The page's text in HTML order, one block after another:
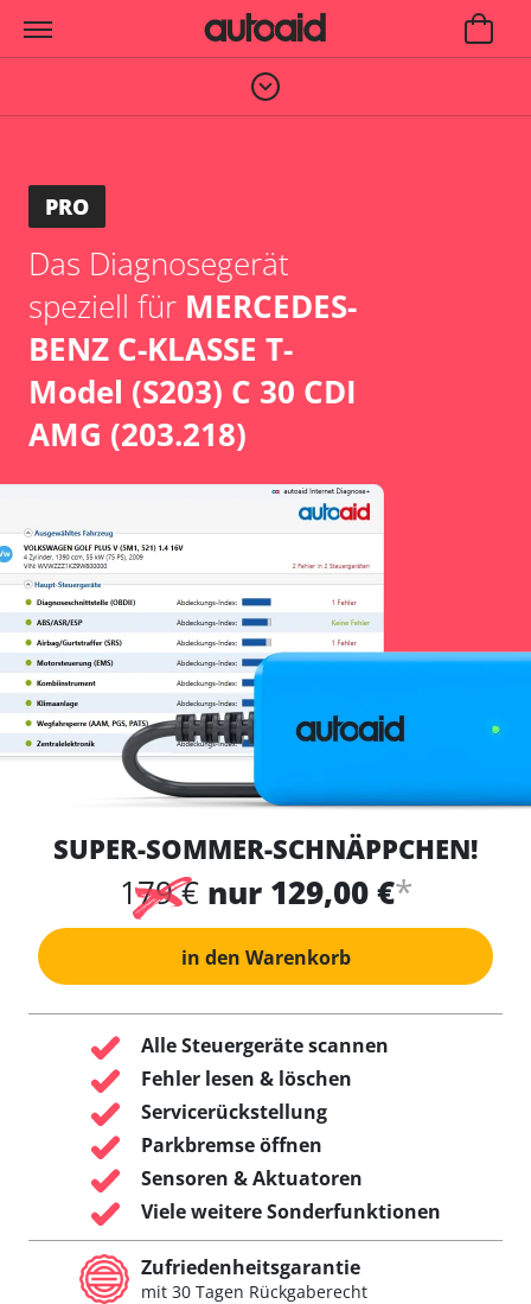
PRO
Das Diagnosegerät
speziell für MERCEDES-
BENZ C-KLASSE T-
Model (S203) C 30 CDI
AMG (203.218)
SUPER-SOMMER-SCHNÄPPCHEN!
179 € nur 129,00 €*
in den Warenkorb
Alle Steuergeräte scannen
Fehler lesen & löschen
Servicerückstellung
Parkbremse öffnen
Sensoren & Aktuatoren
Viele weitere Sonderfunktionen
Zufriedenheitsgarantie
mit 30 Tagen Rückgaberecht